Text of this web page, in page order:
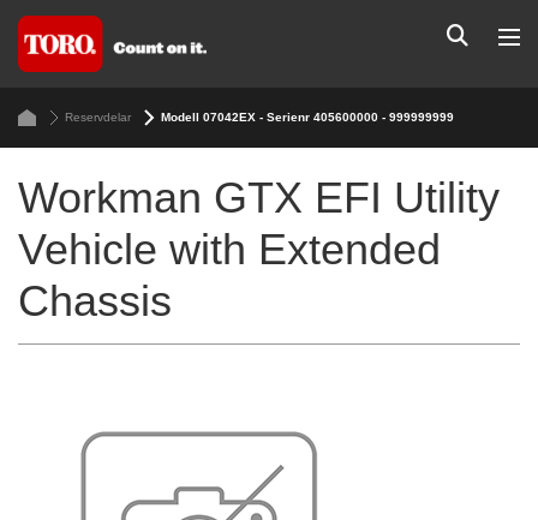
Reservdelar Modell 07042EX - Serienr 405600000 - 999999999
Workman GTX EFI Utility
Vehicle with Extended
Chassis